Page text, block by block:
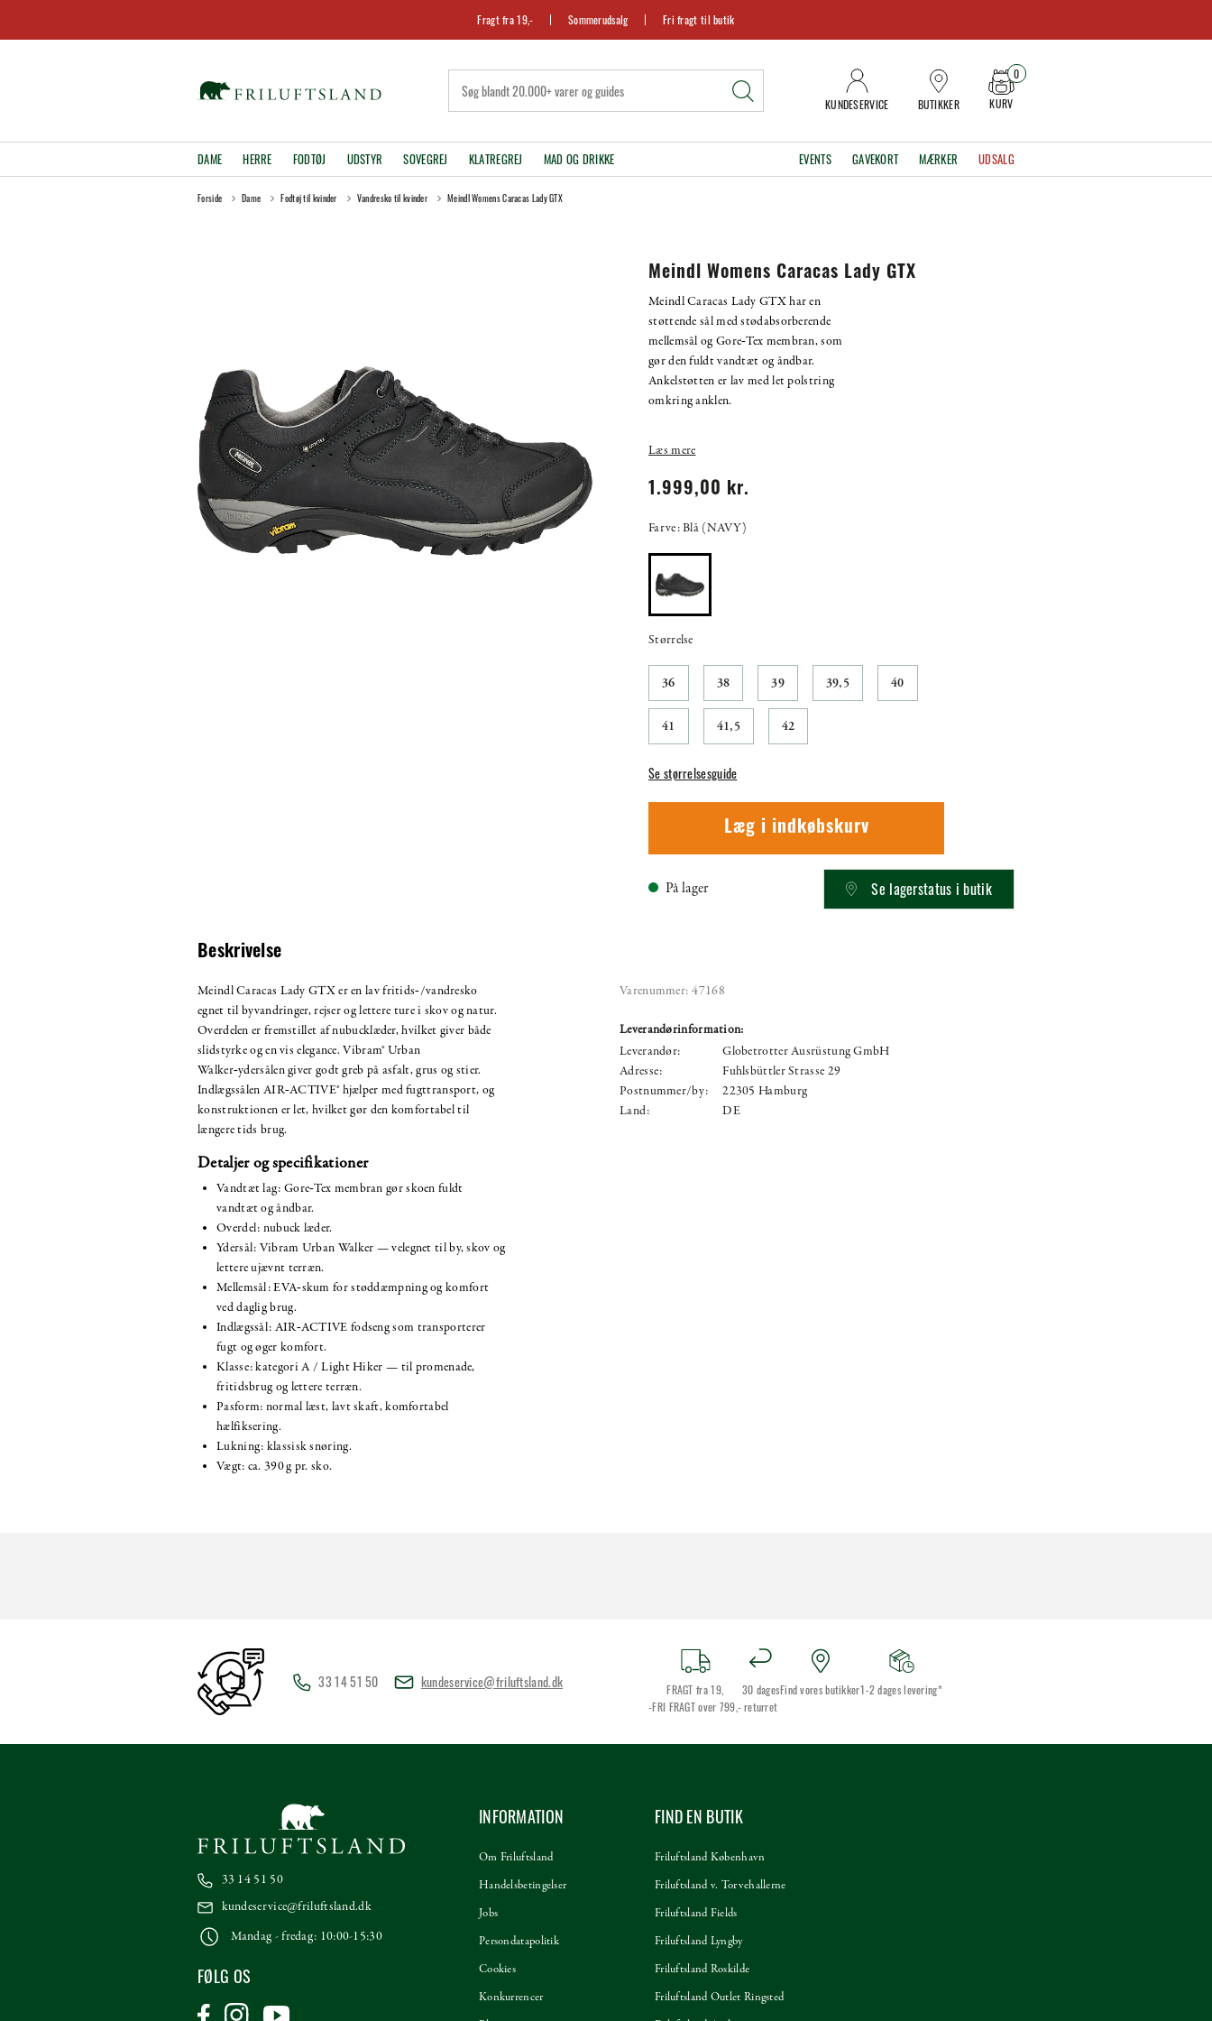
Fragt fra 19,- Sommerudsalg Fri fragt til butik
KUNDESERVICE BUTIKKER KURV
0
DAME HERRE FODTØJ UDSTYR SOVEGREJ KLATREGREJ MAD OG DRIKKE EVENTS GAVEKORT MÆRKER UDSALG
Forside Dame Fodtøj til kvinder Vandresko til kvinder Meindl Womens Caracas Lady GTX
Meindl Womens Caracas Lady GTX
Meindl Caracas Lady GTX har en
støttende sål med stødabsorberende
mellemsål og Gore‑Tex membran, som
gør den fuldt vandtæt og åndbar.
Ankelstøtten er lav med let polstring
omkring anklen.
Læs mere
1.999,00 kr.
Farve: Blå (NAVY)
Størrelse
36 38 39 39,5 40
41 41,5 42
Se størrelsesguide
Læg i indkøbskurv
På lager Se lagerstatus i butik
Beskrivelse
Meindl Caracas Lady GTX er en lav fritids‑/vandresko
egnet til byvandringer, rejser og lettere ture i skov og natur.
Overdelen er fremstillet af nubucklæder, hvilket giver både
slidstyrke og en vis elegance. Vibram® Urban
Walker‑ydersålen giver godt greb på asfalt, grus og stier.
Indlægssålen AIR‑ACTIVE® hjælper med fugttransport, og
konstruktionen er let, hvilket gør den komfortabel til
længere tids brug.
Detaljer og specifikationer
Vandtæt lag: Gore‑Tex membran gør skoen fuldt
vandtæt og åndbar.
Overdel: nubuck læder.
Ydersål: Vibram Urban Walker — velegnet til by, skov og
lettere ujævnt terræn.
Mellemsål: EVA‑skum for støddæmpning og komfort
ved daglig brug.
Indlægssål: AIR‑ACTIVE fodseng som transporterer
fugt og øger komfort.
Klasse: kategori A / Light Hiker — til promenade,
fritidsbrug og lettere terræn.
Pasform: normal læst, lavt skaft, komfortabel
hælfiksering.
Lukning: klassisk snøring.
Vægt: ca. 390 g pr. sko.
Varenummer: 47168
Leverandørinformation:
Leverandør:
Globetrotter Ausrüstung GmbH
Adresse:
Fuhlsbüttler Strasse 29
Postnummer/by:
22305 Hamburg
Land:
DE
33 14 51 50 kundeservice@friluftsland.dk
FRAGT fra 19,
-FRI FRAGT over 799,-
30 dages
returret
Find vores butikker1-2 dages levering*
33 14 51 50
kundeservice@friluftsland.dk
Mandag - fredag: 10:00-15:30
FØLG OS
INFORMATION
Om Friluftsland
Handelsbetingelser
Jobs
Persondatapolitik
Cookies
Konkurrencer
FIND EN BUTIK
Friluftsland København
Friluftsland v. Torvehallerne
Friluftsland Fields
Friluftsland Lyngby
Friluftsland Roskilde
Friluftsland Outlet Ringsted